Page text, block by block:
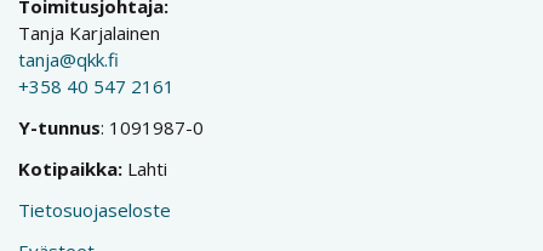
Toimitusjohtaja:
Tanja Karjalainen
tanja@qkk.fi
+358 40 547 2161
Y-tunnus: 1091987-0
Kotipaikka: Lahti
Tietosuojaseloste